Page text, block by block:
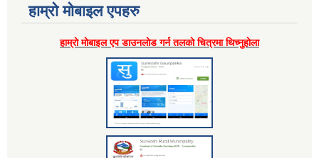
हाम्राे माेबाइल एपहरु
हाम्राे माेबाइल एप डाउनलाेड गर्न तलकाे चित्रमा थिच्नुहाेला